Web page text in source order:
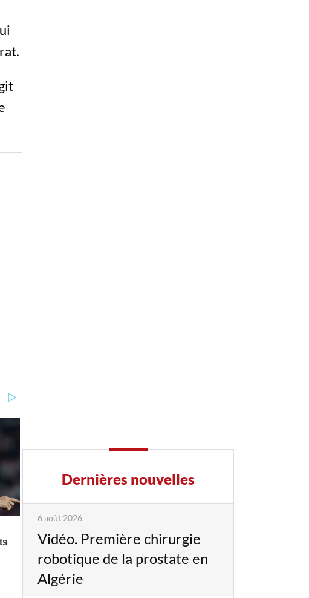
Dernières nouvelles
6 août 2026
Vidéo. Première chirurgie
robotique de la prostate en
Algérie